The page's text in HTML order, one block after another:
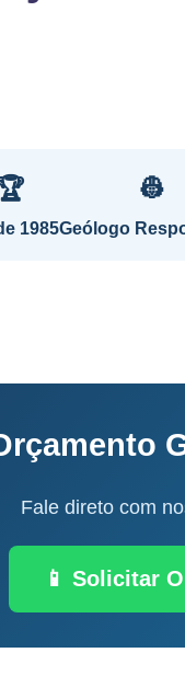
1985
👷
Geólogo
Fale direto com
📱 Solicitar